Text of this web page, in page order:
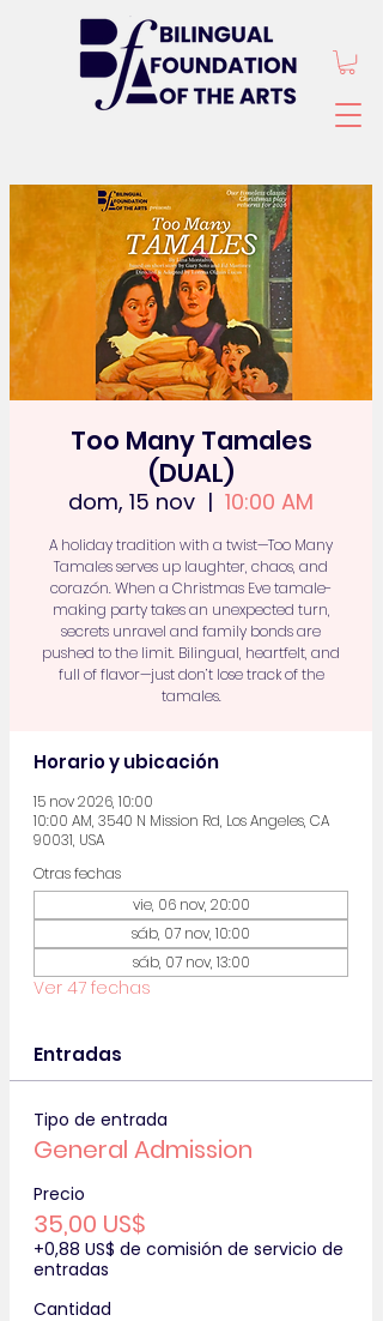
Too Many Tamales
(DUAL)
dom, 15 nov
  |
10:00 AM
A holiday tradition with a twist—Too Many
Tamales serves up laughter, chaos, and
corazón. When a Christmas Eve tamale-
making party takes an unexpected turn,
secrets unravel and family bonds are
pushed to the limit. Bilingual, heartfelt, and
full of flavor—just don’t lose track of the
tamales.
Horario y ubicación
15 nov 2026, 10:00
10:00 AM, 3540 N Mission Rd, Los Angeles, CA
90031, USA
Otras fechas
vie, 06 nov, 20:00
sáb, 07 nov, 10:00
sáb, 07 nov, 13:00
Ver 47 fechas
Entradas
Tipo de entrada
General Admission
Precio
35,00 US$
+0,88 US$ de comisión de servicio de
entradas
Cantidad